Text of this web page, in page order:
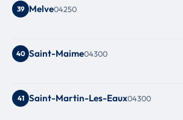
39 Melve04250
40 Saint-Maime04300
41 Saint-Martin-Les-Eaux04300